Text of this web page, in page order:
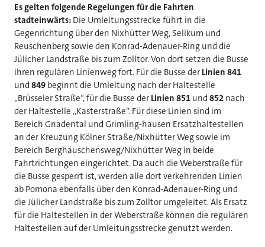
Es gelten folgende Regelungen für die Fahrten
stadteinwärts: Die Umleitungsstrecke führt in die
Gegenrichtung über den Nixhütter Weg, Selikum und
Reuschenberg sowie den Konrad-Adenauer-Ring und die
Jülicher Landstraße bis zum Zolltor. Von dort setzen die Busse
ihren regulären Linienweg fort. Für die Busse der Linien 841
und 849 beginnt die Umleitung nach der Haltestelle
„Brüsseler Straße“, für die Busse der Linien 851 und 852 nach
der Haltestelle „Kasterstraße“. Für diese Linien sind im
Bereich Gnadental und Grimling-hausen Ersatzhaltestellen
an der Kreuzung Kölner Straße/Nixhütter Weg sowie im
Bereich Berghäuschensweg/Nixhütter Weg in beide
Fahrtrichtungen eingerichtet. Da auch die Weberstraße für
die Busse gesperrt ist, werden alle dort verkehrenden Linien
ab Pomona ebenfalls über den Konrad-Adenauer-Ring und
die Jülicher Landstraße bis zum Zolltor umgeleitet. Als Ersatz
für die Haltestellen in der Weberstraße können die regulären
Haltestellen auf der Umleitungsstrecke genutzt werden.